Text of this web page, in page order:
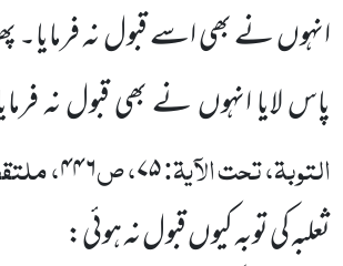
انہوں نے بھی اسے قبول نہ
پاس لایا انہوں نے بھی قبول نہ
التوبۃ، تحت الآیۃ:۷۵، ص۴۴۶،
ثعلبہ کی توبہ کیوں قبول نہ ہوئی: